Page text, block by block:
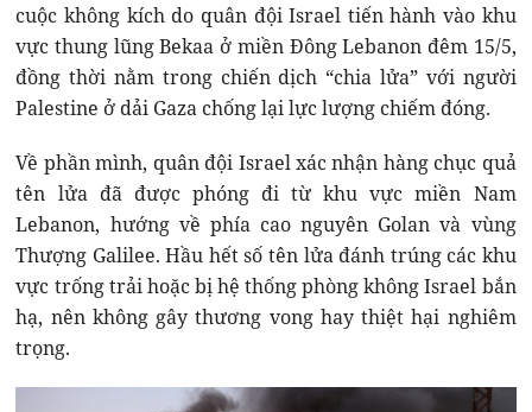
cuộc không kích do quân đội Israel tiến hành vào khu
vực thung lũng Bekaa ở miền Đông Lebanon đêm 15/5,
đồng thời nằm trong chiến dịch “chia lửa” với người
Palestine ở dải Gaza chống lại lực lượng chiếm đóng.
Về phần mình, quân đội Israel xác nhận hàng chục quả
tên lửa đã được phóng đi từ khu vực miền Nam
Lebanon, hướng về phía cao nguyên Golan và vùng
Thượng Galilee. Hầu hết số tên lửa đánh trúng các khu
vực trống trải hoặc bị hệ thống phòng không Israel bắn
hạ, nên không gây thương vong hay thiệt hại nghiêm
trọng.